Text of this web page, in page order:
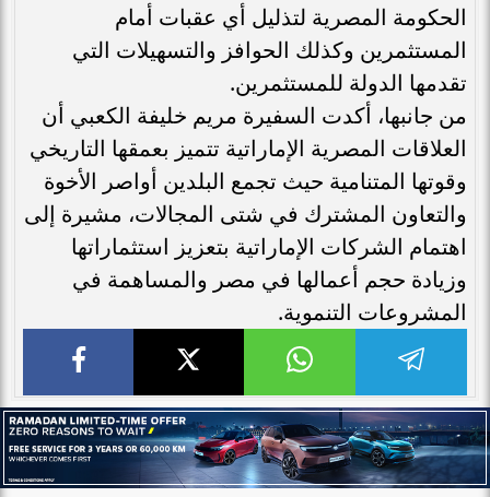
الحكومة المصرية لتذليل أي عقبات أمام
المستثمرين وكذلك الحوافز والتسهيلات التي
تقدمها الدولة للمستثمرين.
من جانبها، أكدت السفيرة مريم خليفة الكعبي أن
العلاقات المصرية الإماراتية تتميز بعمقها التاريخي
وقوتها المتنامية حيث تجمع البلدين أواصر الأخوة
والتعاون المشترك في شتى المجالات، مشيرة إلى
اهتمام الشركات الإماراتية بتعزيز استثماراتها
وزيادة حجم أعمالها في مصر والمساهمة في
المشروعات التنموية.